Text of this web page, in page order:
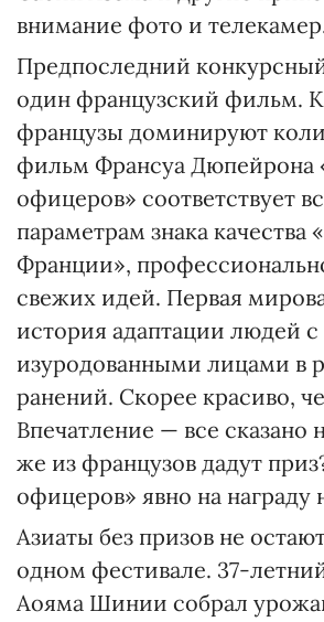
внимание фото и
Предпоследний
один французский фильм.
французы доминируют
фильм Франсуа Дюпейрона
офицеров» соответствует
параметрам знака качества
Франции»,
свежих идей. Первая
история адаптации людей с
изуродованными лицами в
ранений. Скорее красиво,
Впечатление — все сказано
же из французов дадут
офицеров» явно на награду
Азиаты без призов не
одном фестивале. 37-
Аояма Шинии собрал